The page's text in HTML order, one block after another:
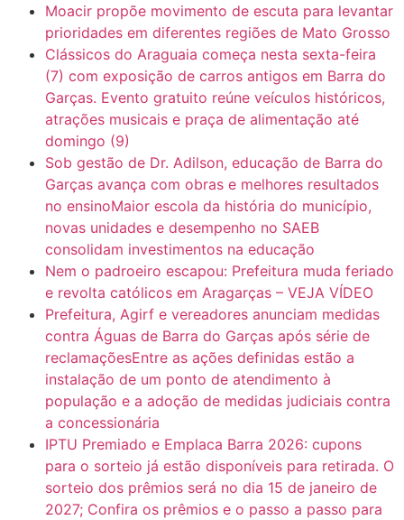
Moacir propõe movimento de escuta para levantar
prioridades em diferentes regiões de Mato Grosso
Clássicos do Araguaia começa nesta sexta-feira
(7) com exposição de carros antigos em Barra do
Garças. Evento gratuito reúne veículos históricos,
atrações musicais e praça de alimentação até
domingo (9)
Sob gestão de Dr. Adilson, educação de Barra do
Garças avança com obras e melhores resultados
no ensinoMaior escola da história do município,
novas unidades e desempenho no SAEB
consolidam investimentos na educação
Nem o padroeiro escapou: Prefeitura muda feriado
e revolta católicos em Aragarças – VEJA VÍDEO
Prefeitura, Agirf e vereadores anunciam medidas
contra Águas de Barra do Garças após série de
reclamaçõesEntre as ações definidas estão a
instalação de um ponto de atendimento à
população e a adoção de medidas judiciais contra
a concessionária
IPTU Premiado e Emplaca Barra 2026: cupons
para o sorteio já estão disponíveis para retirada. O
sorteio dos prêmios será no dia 15 de janeiro de
2027; Confira os prêmios e o passo a passo para